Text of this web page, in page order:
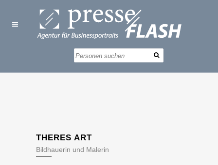
THERES ART
Bildhauerin und Malerin